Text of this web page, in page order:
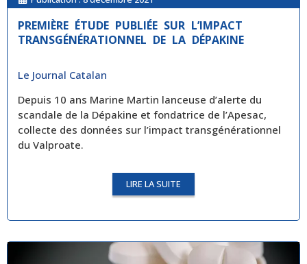
PREMIÈRE ÉTUDE PUBLIÉE SUR L’IMPACT
TRANSGÉNÉRATIONNEL DE LA DÉPAKINE
Le Journal Catalan
Depuis 10 ans Marine Martin lanceuse d’alerte du
scandale de la Dépakine et fondatrice de l’Apesac,
collecte des données sur l’impact transgénérationnel
du Valproate.
LIRE LA SUITE